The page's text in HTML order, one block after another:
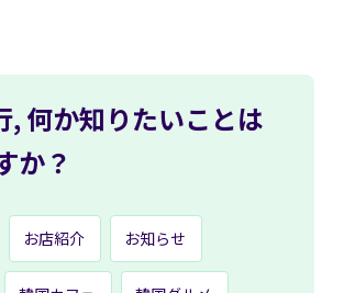
, 何か知りたいことは
か？
お店紹介 お知らせ